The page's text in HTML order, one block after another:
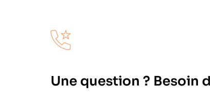
Une question ? Besoin